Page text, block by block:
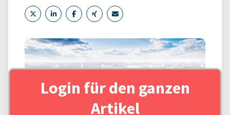
Login für den ganzen
Artikel